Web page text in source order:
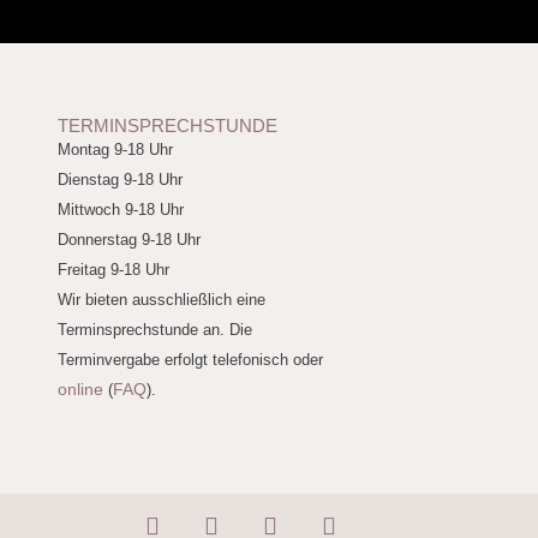
TERMINSPRECHSTUNDE
Montag 9-18 Uhr
Dienstag 9-18 Uhr
Mittwoch 9-18 Uhr
Donnerstag 9-18 Uhr
Freitag 9-18 Uhr
Wir bieten ausschließlich eine
Terminsprechstunde an. Die
Terminvergabe erfolgt telefonisch oder
online (FAQ).